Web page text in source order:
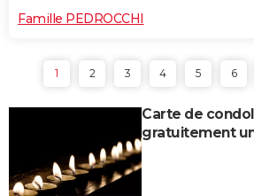
Famille PEDROCCHI
1 2 3 4 5 6
Carte de
gratuitement